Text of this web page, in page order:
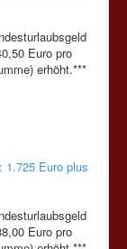
Euro pro
erhöht.***
1.725 Euro plus
Euro pro